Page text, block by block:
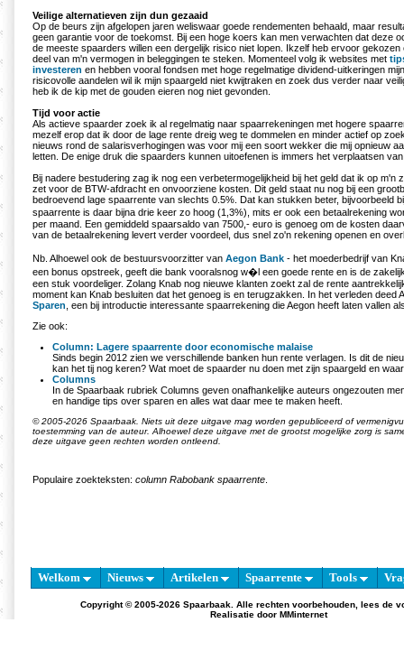
Veilige alternatieven zijn dun gezaaid
Op de beurs zijn afgelopen jaren weliswaar goede rendementen behaald, maar
geen garantie voor de toekomst. Bij een hoge koers kan men verwachten dat deze
de meeste spaarders willen een dergelijk risico niet lopen. Ikzelf heb ervoor
deel van m'n vermogen in beleggingen te steken. Momenteel volg ik websites met
investeren en hebben vooral fondsen met hoge regelmatige dividend-uitkeringen
risicovolle aandelen wil ik mijn spaargeld niet kwijtraken en zoek dus verder naar
heb ik de kip met de gouden eieren nog niet gevonden.
Tijd voor actie
Als actieve spaarder zoek ik al regelmatig naar spaarrekeningen met hogere
mezelf erop dat ik door de lage rente dreig weg te dommelen en minder actief op
nieuws rond de salarisverhogingen was voor mij een soort wekker die mij opnieuw
letten. De enige druk die spaarders kunnen uitoefenen is immers het verplaatsen
Bij nadere bestudering zag ik nog een verbetermogelijkheid bij het geld dat ik op m'n
zet voor de BTW-afdracht en onvoorziene kosten. Dit geld staat nu nog bij een
bedroevend lage spaarrente van slechts 0.5%. Dat kan stukken beter, bijvoorbeeld
spaarrente is daar bijna drie keer zo hoog (1,3%), mits er ook een betaalrekening
per maand. Een gemiddeld spaarsaldo van 7500,- euro is genoeg om de kosten
van de betaalrekening levert verder voordeel, dus snel zo'n rekening openen en
Nb. Alhoewel ook de bestuursvoorzitter van Aegon Bank - het moederbedrijf van
een bonus opstreek, geeft die bank vooralsnog w�l een goede rente en is de
een stuk voordeliger. Zolang Knab nog nieuwe klanten zoekt zal de rente
moment kan Knab besluiten dat het genoeg is en terugzakken. In het verleden deed
Sparen , een bij introductie interessante spaarrekening die Aegon heeft laten vallen
Zie ook:
Column: Lagere spaarrente door economische malaise
Sinds begin 2012 zien we verschillende banken hun rente verlagen. Is dit de
kan het tij nog keren? Wat moet de spaarder nu doen met zijn spaargeld en
Columns
In de Spaarbaak rubriek Columns geven onafhankelijke auteurs ongezouten
en handige tips over sparen en alles wat daar mee te maken heeft.
© 2005-2026 Spaarbaak. Niets uit deze uitgave mag worden gepubliceerd of
toestemming van de auteur. Alhoewel deze uitgave met de grootst mogelijke zorg is
deze uitgave geen rechten worden ontleend.
Populaire zoekteksten: column Rabobank spaarrente
Welkom Nieuws Artikelen Spaarrente Tools
Copyright © 2005-2026 Spaarbaak. Alle rechten voorbehouden, lees de
Realisatie door MMinternet